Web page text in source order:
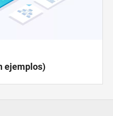
ejemplos)